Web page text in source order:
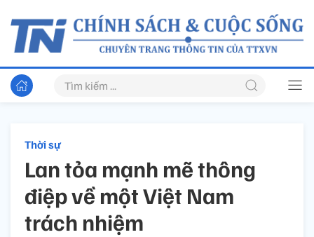
Thời sự
Lan tỏa mạnh mẽ thông
điệp về một Việt Nam
trách nhiệm